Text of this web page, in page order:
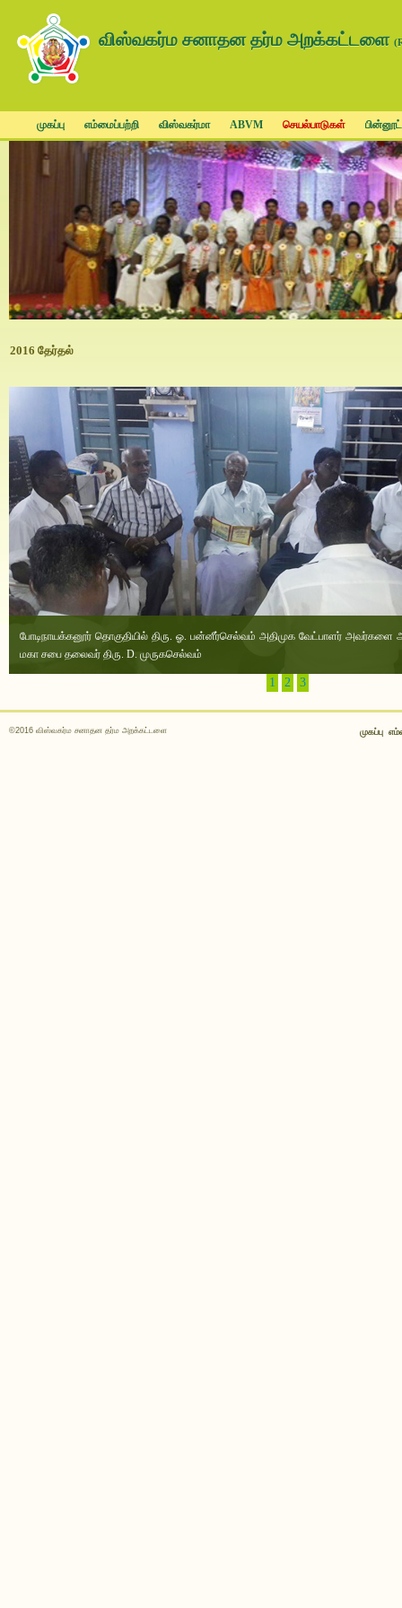
விஸ்வகர்ம சனாதன தர்ம அறக்கட்டளை
முகப்பு எம்மைப்பற்றி விஸ்வகர்மா ABVM செயல்பாடுகள்
2016 தேர்தல்
போடிநாயக்கனூர் தொகுதியில் திரு. ஓ. பன்னீர்செல்வம் அதிமுக வேட்பாளர் அவர்களை
மகா சபை தலைவர் திரு. D. முருகசெல்வம்
1 2 3
முகப்பு
©2016 விஸ்வகர்ம சனாதன தர்ம அறக்கட்டளை